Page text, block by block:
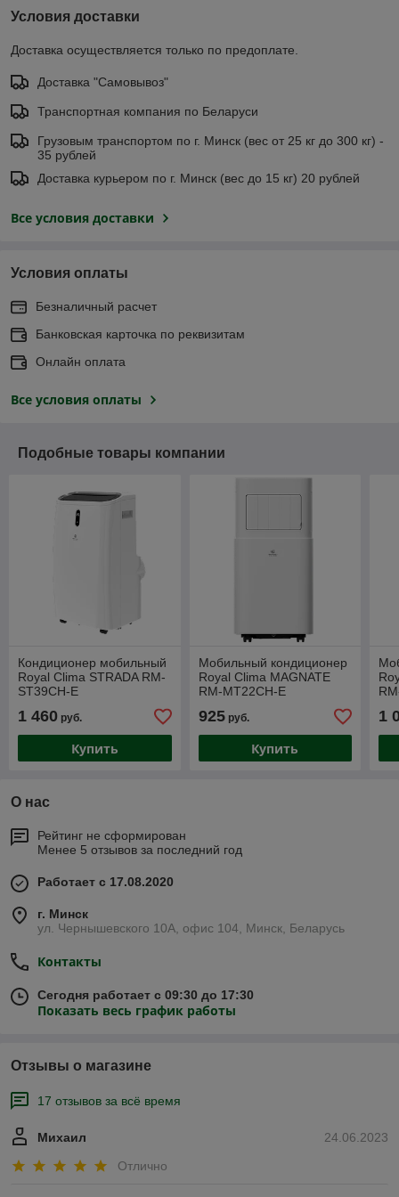
Условия доставки
Доставка осуществляется только по предоплате.
Доставка "Самовывоз"
Транспортная компания по Беларуси
Грузовым транспортом по г. Минск (вес от 25 кг до 300 кг) -
35 рублей
Доставка курьером по г. Минск (вес до 15 кг) 20 рублей
Все условия доставки
Условия оплаты
Безналичный расчет
Банковская карточка по реквизитам
Онлайн оплата
Все условия оплаты
Подобные товары компании
Кондиционер мобильный
Royal Clima STRADA RM-
ST39CH-E
1 460 руб.
Купить
Мобильный кондиционер
Royal Clima MAGNATE
RM-MT22CH-E
925руб.
Купить
1
О нас
Рейтинг не сформирован
Менее 5 отзывов за последний год
Работает с 17.08.2020
г. Минск
ул. Чернышевского 10А, офис 104, Минск, Беларусь
Контакты
Сегодня работает с 09:30 до 17:30
Показать весь график работы
Отзывы о магазине
17 отзывов за всё время
24.06.2023
Михаил
Отлично